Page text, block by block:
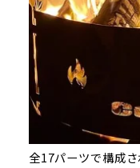
全17パーツで構成